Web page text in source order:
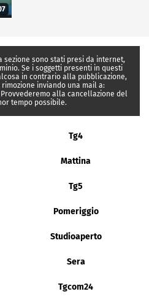
sezione sono stati presi da internet,
Se i soggetti presenti in questi
in contrario alla pubblicazione,
inviando una mail a:
alla cancellazione del
tempo possibile.
Tg4
Mattina
Tg5
Pomeriggio
Studioaperto
Sera
Tgcom24